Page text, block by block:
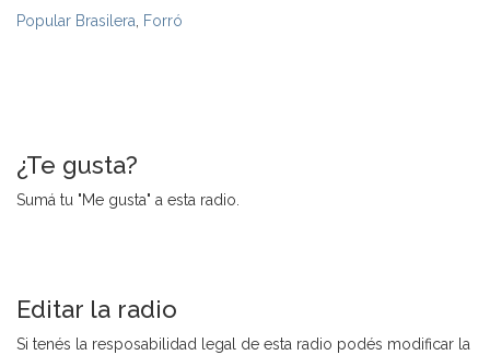
Popular Brasilera Forró
¿Te gusta?
Sumá tu "Me gusta" a esta radio.
Editar la radio
Si tenés la resposabilidad legal de esta radio podés modificar la